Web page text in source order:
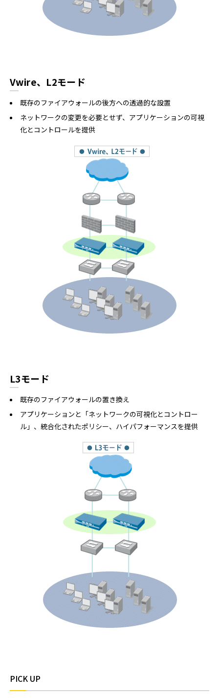
Vwire、L2モード
既存のファイアウォールの後方への透過的な設置
ネットワークの変更を必要とせず、アプリケーションの可視
化とコントロールを提供
L3モード
既存のファイアウォールの置き換え
アプリケーションと「ネットワークの可視化とコントロー
ル」、統合化されたポリシー、ハイパフォーマンスを提供
PICK UP